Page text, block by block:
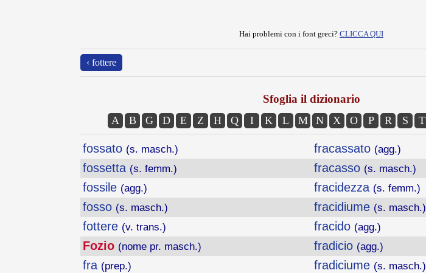
Hai problemi con i font greci? CLICCA QUI
‹ fottere
Sfoglia il dizionario
A B G D E Z H Q I K L M N X O P R S T
fossato (s. masch.)
fossetta (s. femm.)
fossile (agg.)
fosso (s. masch.)
fottere (v. trans.)
Fozio (nome pr. masch.)
fra (prep.)
fracassato (agg.)
fracasso (s. masch.)
fracidezza (s. femm.)
fracidiume (s. masch.)
fracido (agg.)
fradicio (agg.)
fradiciume (s. masch.)